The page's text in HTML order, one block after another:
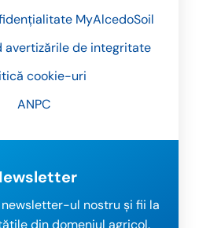
MyAlcedoSoil
avertizările de integritate
cookie-uri
ANPC
ul nostru și fii la
din domeniul agricol.